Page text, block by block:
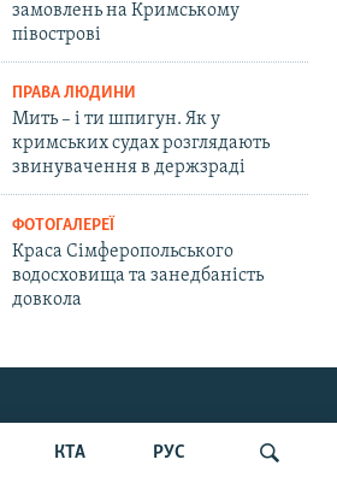
КТА РУС
замовлень на Кримському
півострові
ПРАВА ЛЮДИНИ
Мить – і ти шпигун. Як у
кримських судах розглядають
звинувачення в держзраді
ФОТОГАЛЕРЕЇ
Краса Сімферопольського
водосховища та занедбаність
довкола